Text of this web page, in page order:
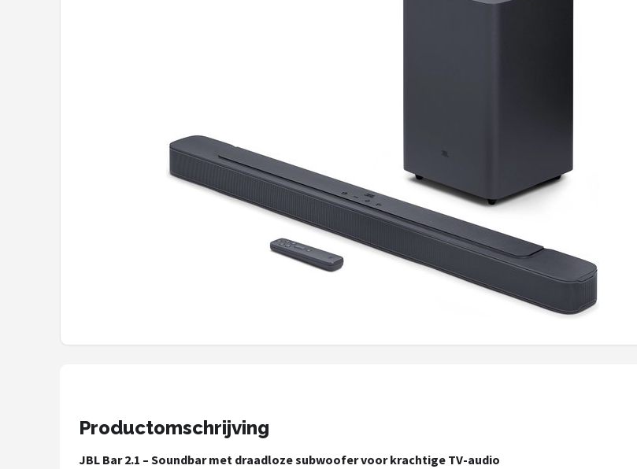
Productomschrijving
JBL Bar 2.1 – Soundbar met draadloze subwoofer voor krachtige TV-audio